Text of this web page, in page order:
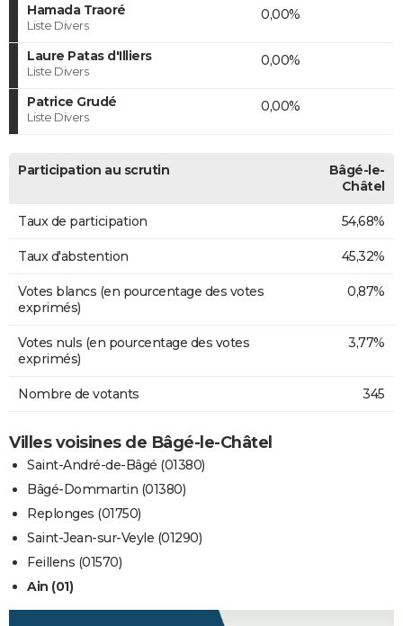
Hamada Traoré
Liste Divers
0,00%
Laure Patas d'Illiers
Liste Divers
0,00%
Patrice Grudé
Liste Divers
0,00%
Participation au scrutin
Bâgé-le-
Châtel
Taux de participation 54,68%
Taux d'abstention 45,32%
Votes blancs (en pourcentage des votes
exprimés)
0,87%
Votes nuls (en pourcentage des votes
exprimés)
3,77%
Nombre de votants 345
Villes voisines de Bâgé-le-Châtel
Saint-André-de-Bâgé (01380)
Bâgé-Dommartin (01380)
Replonges (01750)
Saint-Jean-sur-Veyle (01290)
Feillens (01570)
Ain (01)